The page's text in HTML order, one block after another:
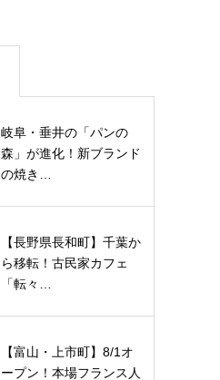
岐阜・垂井の「パンの
森」が進化！新ブランド
の焼き…
【長野県長和町】千葉か
ら移転！古民家カフェ
「転々…
【富山・上市町】8/1オ
ープン！本場フランス人